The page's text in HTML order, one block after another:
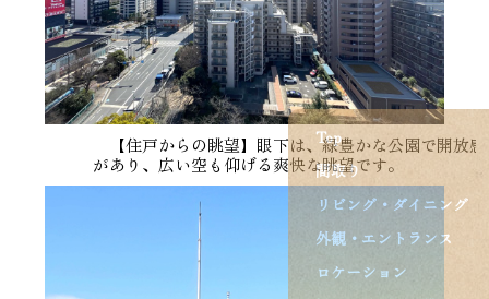
Top
間取り
リビング・ダイニング
外観・エントランス
ロケーション
【住戸からの眺望】眼下は、緑豊かな公園で開放感
があり、広い空も仰げる爽快な眺望です。